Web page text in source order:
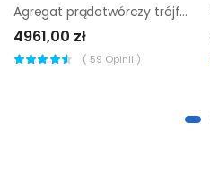
Agregat prądotwórczy trójfazowy Endress ESE 6000 DBS
4961,00 zł
( 59 Opinii )